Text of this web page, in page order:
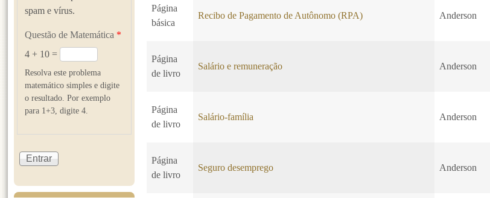
Página
básica
Recibo de Pagamento de Autônomo (RPA) Anderson
Página
de livro
Salário e remuneração Anderson
Página
de livro
Salário-família Anderson
Página
de livro
Seguro desemprego Anderson
spam e vírus.
Questão de Matemática *
4 + 10 =
Resolva este problema
matemático simples e digite
o resultado. Por exemplo
para 1+3, digite 4.